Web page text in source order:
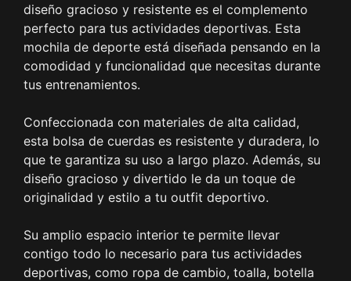
diseño gracioso y resistente es el complemento
perfecto para tus actividades deportivas. Esta
mochila de deporte está diseñada pensando en la
comodidad y funcionalidad que necesitas durante
tus entrenamientos.
Confeccionada con materiales de alta calidad,
esta bolsa de cuerdas es resistente y duradera, lo
que te garantiza su uso a largo plazo. Además, su
diseño gracioso y divertido le da un toque de
originalidad y estilo a tu outfit deportivo.
Su amplio espacio interior te permite llevar
contigo todo lo necesario para tus actividades
deportivas, como ropa de cambio, toalla, botella